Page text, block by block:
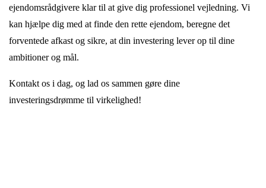
ejendomsrådgivere klar til at give dig professionel vejledning. Vi
kan hjælpe dig med at finde den rette ejendom, beregne det
forventede afkast og sikre, at din investering lever op til dine
ambitioner og mål.
Kontakt os i dag, og lad os sammen gøre dine
investeringsdrømme til virkelighed!